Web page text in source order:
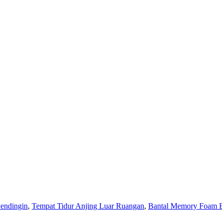
, Tempat Tidur Anjing Luar Ruangan, Bantal Memory Foam